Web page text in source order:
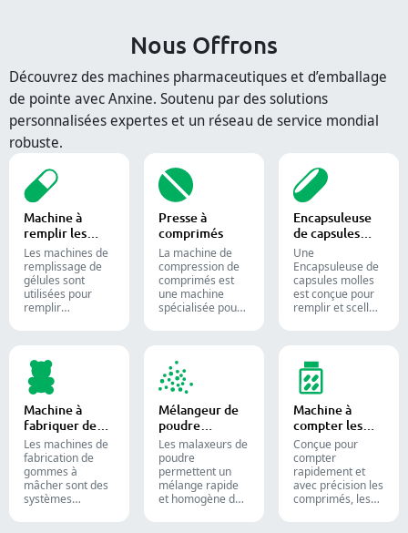
Nous Offrons
Découvrez des machines pharmaceutiques et d’emballage
de pointe avec Anxine. Soutenu par des solutions
personnalisées expertes et un réseau de service mondial
robuste.
Machine à
remplir les
capsules
Les machines de
remplissage de
gélules sont
utilisées pour
remplir
quantités
précises de
poudres,
granulés,
pastilles ou
liquides dans la
production
pharmaceutique
et les
compléments
alimentaires.
Presse à
comprimés
La machine de
compression de
comprimés est
une machine
spécialisée pour
Encapsuleuse
de capsules
molles
Une
Encapsuleuse de
capsules molles
est conçue pour
remplir et sceller
capsules de
gélatine molle.
Machine à
fabriquer des
bonbons
gélifiés
Les machines de
fabrication de
gommes à
mâcher sont des
systèmes
Mélangeur de
poudre
industriel
Les malaxeurs de
poudre
permettent un
mélange rapide
et homogène des
Machine à
compter les
comprimés
Conçue pour
compter
rapidement et
avec précision les
comprimés, les